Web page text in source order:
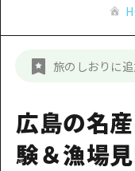
ナ
定番
歴史
備北
芸北
山
弾丸
芸北
山口
愛
島
ア
お
手
新着情報
事業者・
旅のしおりに
広島の名
験＆漁場